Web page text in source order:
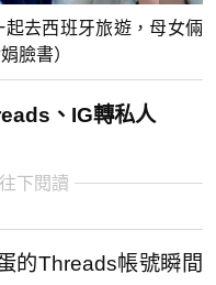
去西班牙旅遊，母女倆
臉書）
、IG轉私人
下閱讀
的Threads帳號瞬間